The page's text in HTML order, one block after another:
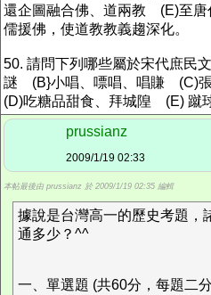
還企圖融合佛、道兩教 (E)至唐
儒援佛，使道教教義趨深化。
50. 請問下列哪些屬於宋代庶民
謎 (B}小唱、嘌唱、唱賺 (C)張
(D)吃糖品甜食、拜城隍 (E) 蹴
prussianz
2009/1/19 02:33
本帖最後由 prussianz 於 2009/1/19 02:35 編輯
據說是台灣高一的歷史考題，
通多少？^^
一、單選題 (共60分，每題二